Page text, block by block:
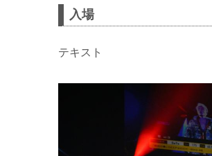
入場
テキスト